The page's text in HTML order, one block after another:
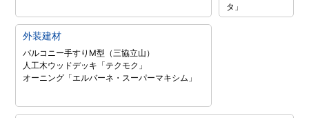
タ」
外装建材
バルコニー手すりM型（三協立山）
人工木ウッドデッキ「テクモク」
オーニング「エルバーネ・スーパーマキシム」